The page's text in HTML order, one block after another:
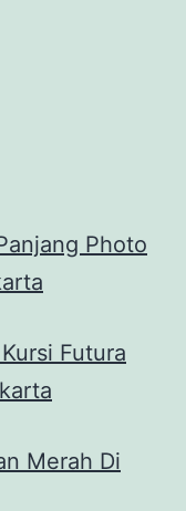
Photo
Futura
Merah Di